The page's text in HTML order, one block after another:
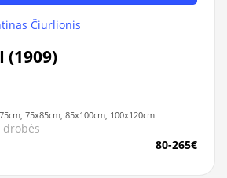
Čiurlionis
(1909)
75x85cm, 85x100cm, 100x120cm
drobės
80-265€